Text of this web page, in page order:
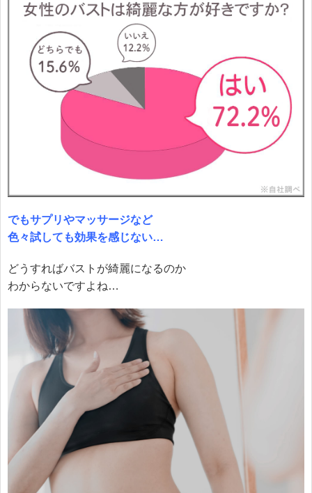
でもサプリやマッサージなど
色々試しても効果を感じない…
どうすればバストが綺麗になるのか
わからないですよね…